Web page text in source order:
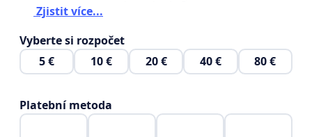
Zjistit více...
Vyberte si rozpočet
5 €
10 € 20 € 40 € 80 €
Platební metoda